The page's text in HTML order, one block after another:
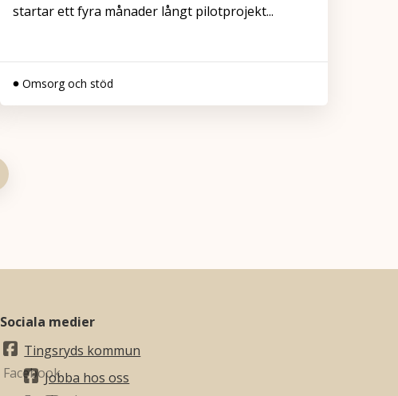
startar ett fyra månader långt pilotprojekt...
Omsorg och stöd
Sociala medier
Tingsryds kommun
Jobba hos oss